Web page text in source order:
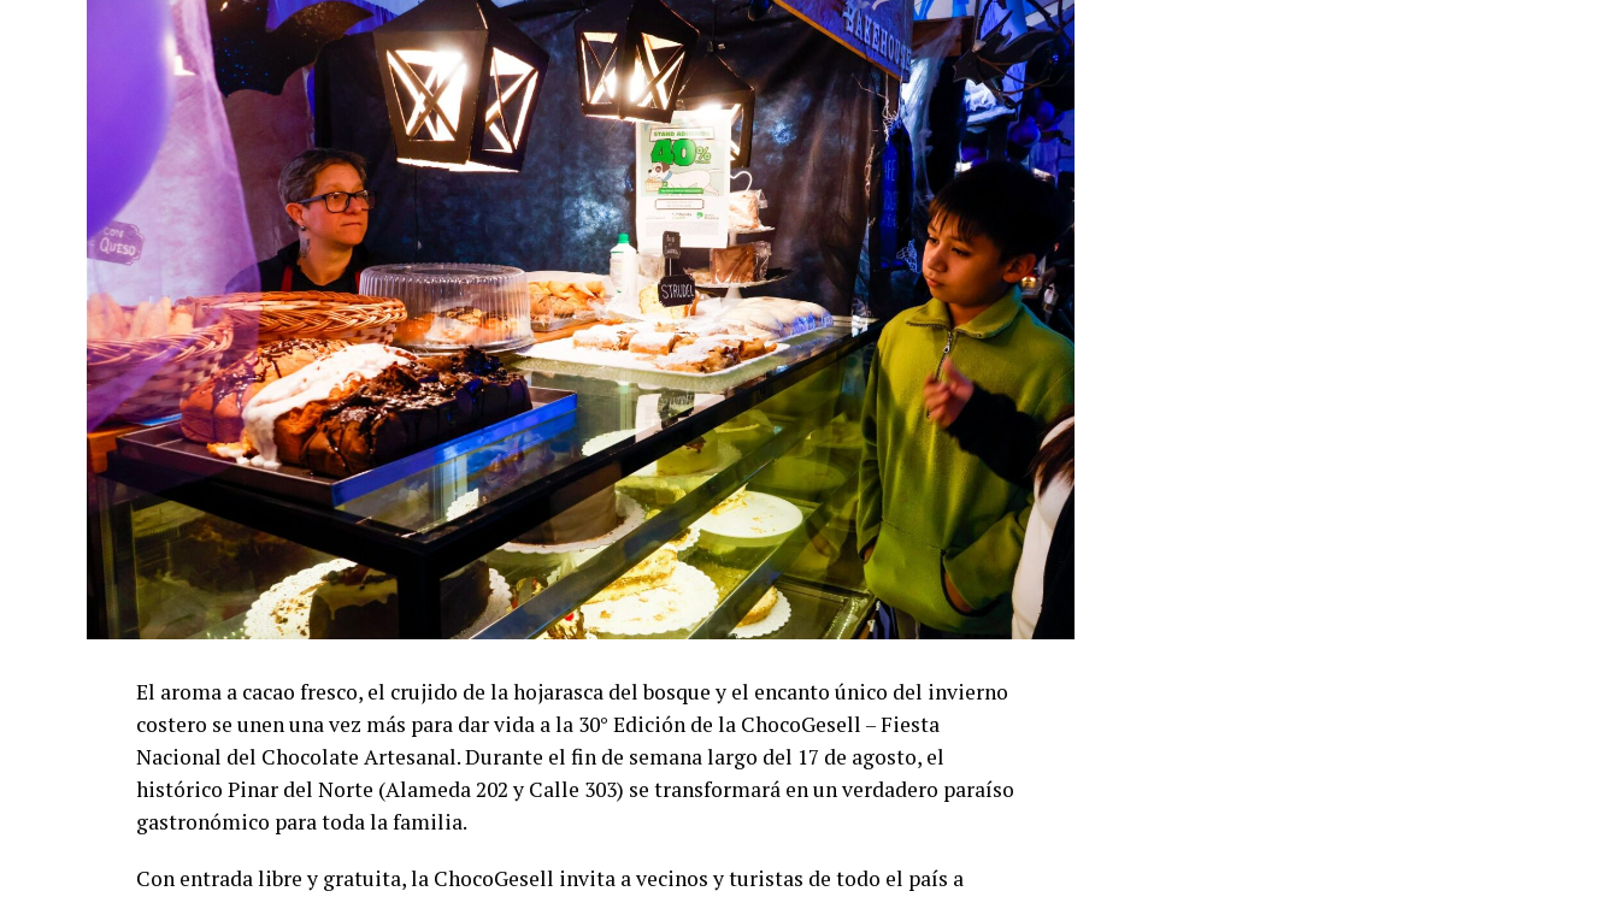
El aroma a cacao fresco, el crujido de la hojarasca del bosque y el encanto único del invierno
costero se unen una vez más para dar vida a la 30° Edición de la ChocoGesell – Fiesta
Nacional del Chocolate Artesanal. Durante el fin de semana largo del 17 de agosto, el
histórico Pinar del Norte (Alameda 202 y Calle 303) se transformará en un verdadero paraíso
gastronómico para toda la familia.
Con entrada libre y gratuita, la ChocoGesell invita a vecinos y turistas de todo el país a